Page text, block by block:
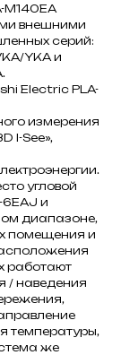
M140EA
внешними
серий:
YKA и
Electric PLA-
измерения
I-See»,
угловой
6EAJ и
диапазоне,
помещения и
работают
/ наведения
температуры,
же